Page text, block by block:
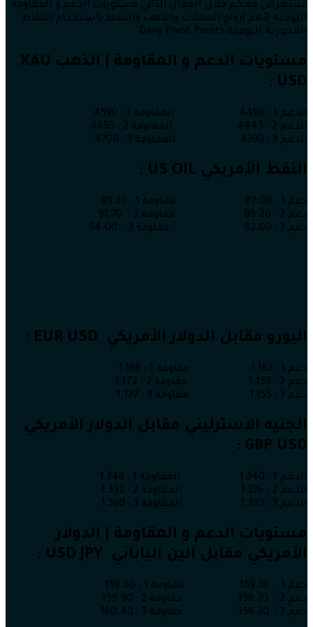
نستعرض معكم خلال المقال التالي مستويات الدعم و المقاومة
اليومية لأهم أزواج العملات والذهب والنفط باستخدام النقاط
المحورية اليومية Daily Pivot Points
مستويات الدعم و المقاومة | الذهب XAU
USD :
الدعم 1 : 4490 المقاومة 1 : 4590
الدعم 2 : 4445 المقاومة 2 : 4650
الدعم 3 : 4390 المقاومة 3 : 4700
النفط الأمريكي US OIL :
دعم 1 : 87.00 مقاومة 1 : 89.30
دعم 2 : 85.20 مقاومة 2 : 91.70
دعم 3 : 82.00 مقاومة 3 : 94.00
اليورو مقابل الدولار الأمريكي EUR USD :
دعم 1 : 1.163 مقاومة 1 : 1.168
دعم 2 : 1.159 مقاومة 2 : 1.172
دعم 3 : 1.155 مقاومة 3 : 1.177
الجنيه الاسترليني مقابل الدولار الأمريكي
GBP USD :
الدعم 1 : 1.340 المقاومة 1 : 1.348
الدعم 2 : 1.336 المقاومة 2 : 1.352
الدعم 3 : 1.330 المقاومة 3 : 1.360
مستويات الدعم و المقاومة | الدولار
الأمريكي مقابل الين الياباني USD JPY :
دعم 1 : 159.30 مقاومة 1 : 159.50
دعم 2 : 158.70 مقاومة 2 : 159.90
دعم 3 : 158.20 مقاومة 3 : 160.40